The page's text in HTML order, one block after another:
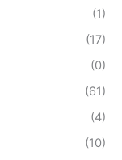
(1)
(17)
(0)
(61)
(4)
(10)